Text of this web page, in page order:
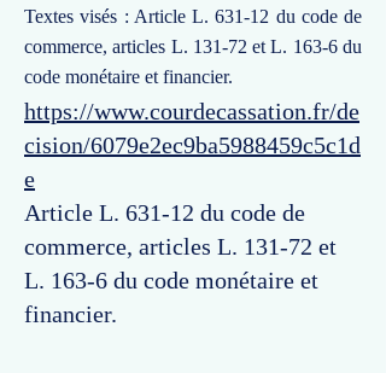
Textes visés : Article L. 631-12 du code de
commerce, articles L. 131-72 et L. 163-6 du
code monétaire et financier.
https://www.courdecassation.fr/de
cision/6079e2ec9ba5988459c5c1d
e
Article L. 631-12 du code de
commerce, articles L. 131-72 et
L. 163-6 du code monétaire et
financier.